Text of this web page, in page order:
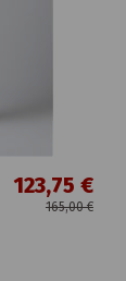
123,75 €
165,00 €